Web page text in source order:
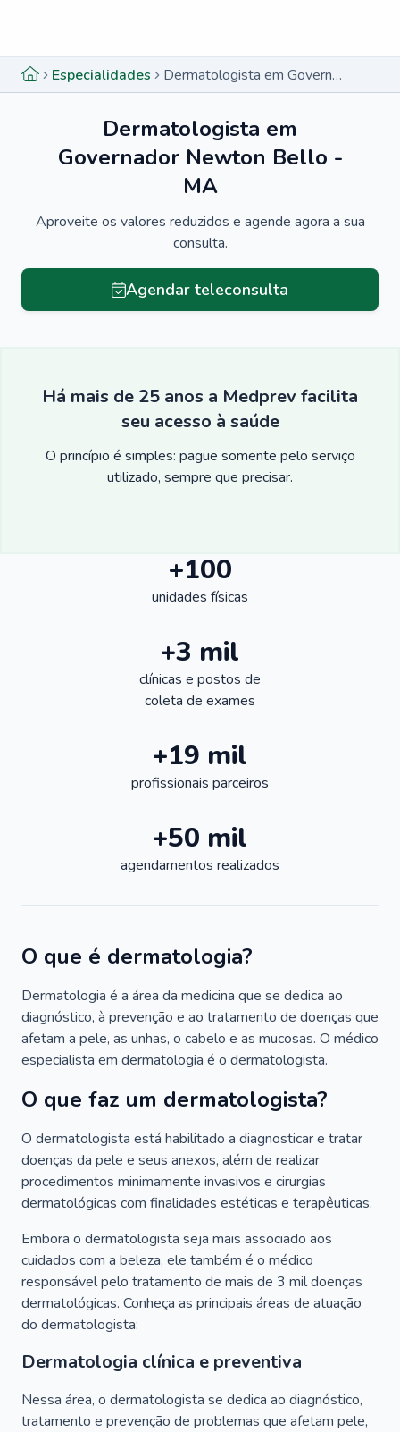
Especialidades Dermatologista em Governador Newton Bello - MA
Dermatologista em
Governador Newton Bello -
MA
Aproveite os valores reduzidos e agende agora a sua
consulta.
Agendar teleconsulta
Há mais de 25 anos a Medprev facilita
seu acesso à saúde
O princípio é simples: pague somente pelo serviço
utilizado, sempre que precisar.
+100
unidades físicas
+3 mil
clínicas e postos de
coleta de exames
+19 mil
profissionais parceiros
+50 mil
agendamentos realizados
O que é dermatologia?
Dermatologia é a área da medicina que se dedica ao
diagnóstico, à prevenção e ao tratamento de doenças que
afetam a pele, as unhas, o cabelo e as mucosas. O médico
especialista em dermatologia é o dermatologista.
O que faz um dermatologista?
O dermatologista está habilitado a diagnosticar e tratar
doenças da pele e seus anexos, além de realizar
procedimentos minimamente invasivos e cirurgias
dermatológicas com finalidades estéticas e terapêuticas.
Embora o dermatologista seja mais associado aos
cuidados com a beleza, ele também é o médico
responsável pelo tratamento de mais de 3 mil doenças
dermatológicas. Conheça as principais áreas de atuação
do dermatologista:
Dermatologia clínica e preventiva
Nessa área, o dermatologista se dedica ao diagnóstico,
tratamento e prevenção de problemas que afetam pele,